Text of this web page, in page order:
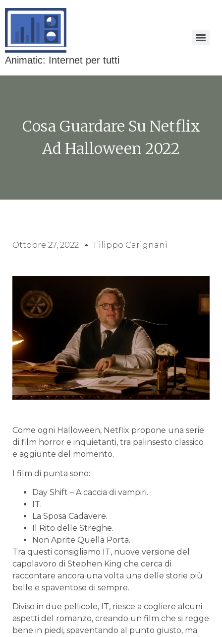
Animatic: Internet per tutti
Cosa Guardare Su Netflix
Ad Halloween 2022
Ottobre 27, 2022 Filippo Carignani
Come ogni Halloween, Netflix propone una serie
di film horror e inquietanti, tra palinsesto classico
e aggiunte del momento.
I film di punta sono:
Day Shift – A caccia di vampiri.
IT.
La Sposa Cadavere.
Il Rito delle Streghe.
Non Aprite Quella Porta.
Tra questi consigliamo IT, nuove versione del
capolavoro di Stephen King che cerca di
raccontare ancora una volta una delle storie più
belle e spaventose di sempre.
Diviso in due pellicole, IT, riesce a cogliere alcuni
aspetti del romanzo, creando un film che si regge
bene in piedi, spaventando al punto giusto, ma